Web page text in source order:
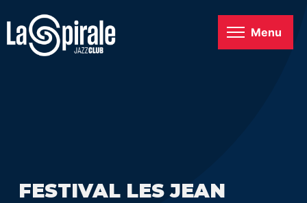
Menu
FESTIVAL LES JEAN